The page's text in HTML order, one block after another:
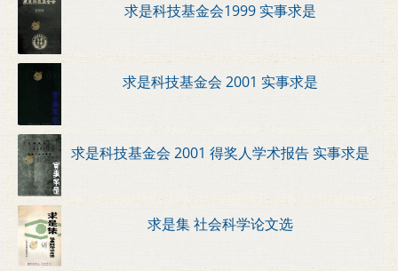
求是科技基金会1999 实事求是
求是科技基金会 2001 实事求是
求是科技基金会 2001 得奖人学术报告 实事求是
求是集 社会科学论文选